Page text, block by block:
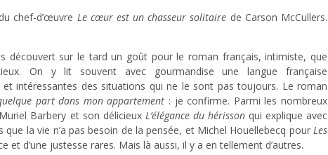
chef-d’œuvre Le cœur est un chasseur solitaire de Carson McCullers.
découvert sur le tard un goût pour le roman français, intimiste, que
On y lit souvent avec gourmandise une langue française
intéressantes des situations qui ne le sont pas toujours. Le roman
part dans mon appartement : je confirme. Parmi les nombreux
Barbery et son délicieux L’élégance du hérissonqui explique avec
la vie n’a pas besoin de la pensée, et Michel Houellebecq pour Les
et d’une justesse rares. Mais là aussi, il y a en tellement d’autres.